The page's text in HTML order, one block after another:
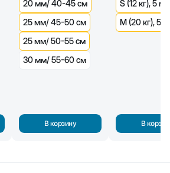
20 мм/ 40-45 см
25 мм/ 45-50 см
25 мм/ 50-55 см
30 мм/ 55-60 см
В корзину
S (12 кг), 5 м
M (20 кг), 5 м
В